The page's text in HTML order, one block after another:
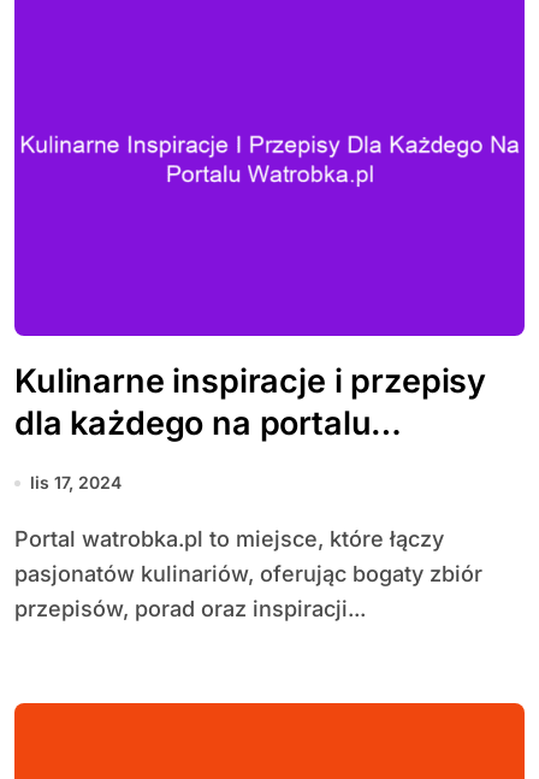
Kulinarne inspiracje i przepisy
dla każdego na portalu
watrobka.pl
lis 17, 2024
Portal watrobka.pl to miejsce, które łączy
pasjonatów kulinariów, oferując bogaty zbiór
przepisów, porad oraz inspiracji...